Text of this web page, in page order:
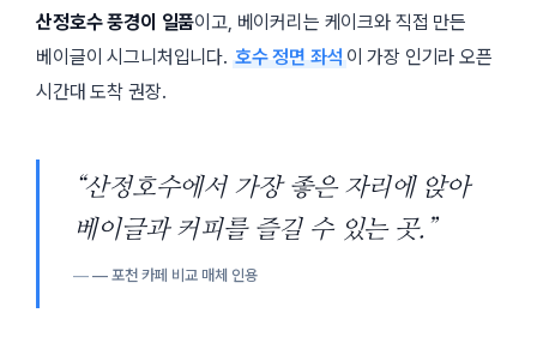
산정호수 풍경이 일품이고, 베이커리는 케이크와 직접 만든
베이글이 시그니처입니다. 호수 정면 좌석 이 가장 인기라 오픈
시간대 도착 권장.
“산정호수에서 가장 좋은 자리에 앉아
베이글과 커피를 즐길 수 있는 곳.”
— 포천 카페 비교 매체 인용